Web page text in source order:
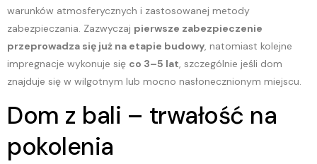
warunków atmosferycznych i zastosowanej metody
zabezpieczania. Zazwyczaj pierwsze zabezpieczenie
przeprowadza się już na etapie budowy, natomiast kolejne
impregnacje wykonuje się co 3–5 lat, szczególnie jeśli dom
znajduje się w wilgotnym lub mocno nasłonecznionym miejscu.
Dom z bali – trwałość na
pokolenia